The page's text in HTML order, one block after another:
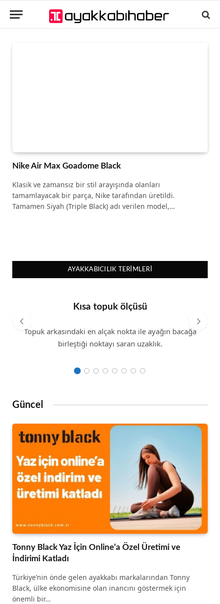
Nike Air Max Goadome Black
Klasik ve zamansız bir stil arayışında olanları
tamamlayacak bir parça, Nike tarafından üretildi.
Tamamen Siyah (Triple Black) adı verilen model,…
AYAKKABICILIK TERIMLERI
Kısa topuk ölçüsü
Topuk arkasındaki en alçak nokta ile ayağın bacağa
birleştiği noktayı saran uzaklık.
Güncel
Tonny Black Yaz İçin Online’a Özel Üretimi ve
İndirimi Katladı
Türkiye’nin önde gelen ayakkabı markalarından Tonny
Black, ülke ekonomisine olan inancını göstermek için
önemli bir…